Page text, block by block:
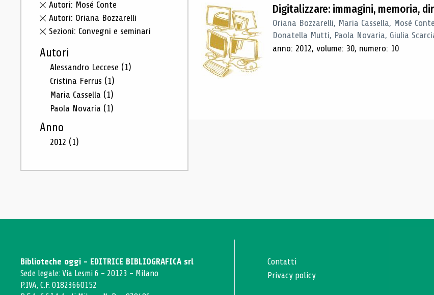
Autori: Mosé Conte
Autori: Oriana Bozzarelli
Sezioni: Convegni e seminari
Autori
Alessandro Leccese (1)
Cristina Ferrus (1)
Maria Cassella (1)
Paola Novaria (1)
Anno
2012 (1)
Digitalizzare: immagini, memoria,
Oriana Bozzarelli, Maria Cassella, Mosé
Donatella Mutti, Paola Novaria, Giulia
anno: 2012, volume: 30, numero: 10
Biblioteche oggi - EDITRICE BIBLIOGRAFICA srl
Sede legale: Via Lesmi 6 - 20123 - Milano
P.IVA, C.F. 01823660152
Contatti
Privacy policy